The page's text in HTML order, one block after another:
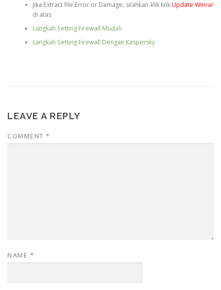
Jika Extract file Error or Damage, silahkan klik linkUpdate Winrar
di atas
Langkah Setting Firewall Mudah
Langkah Setting Firewall Dengan Kaspersky
LEAVE A REPLY
COMMENT *
NAME *